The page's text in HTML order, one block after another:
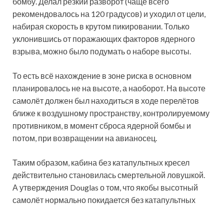
рекомендовалось на 120 градусов) и уходил от цели,
набирая скорость в крутом пикировании. Только
уклонившись от поражающих факторов ядерного
взрыва, можно было подумать о наборе высоты.
То есть всё нахождение в зоне риска в основном
планировалось не на высоте, а наоборот. На высоте
самолёт должен был находиться в ходе перелётов
ближе к воздушному пространству, контролируемому
противником, в момент сброса ядерной бомбы и
потом, при возвращении на авианосец.
Таким образом, кабина без катапультных кресел
действительно становилась смертельной ловушкой.
А утверждения Douglas о том, что якобы высотный
самолёт нормально покидается без катапультных